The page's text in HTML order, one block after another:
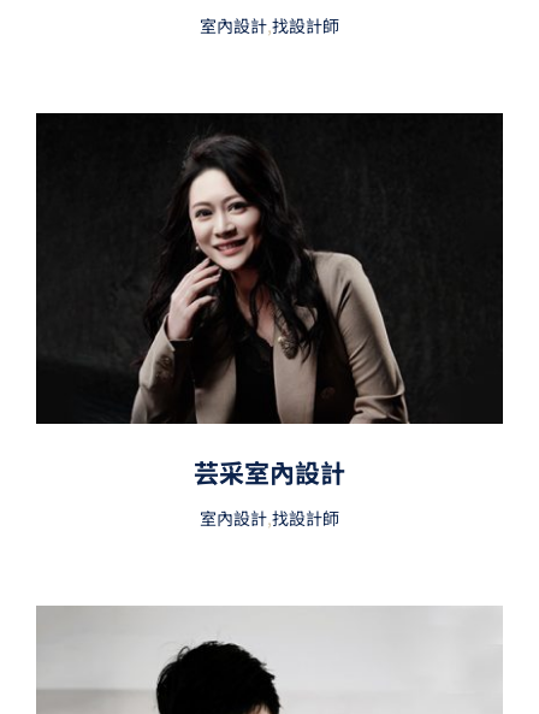
室內設計,找設計師
芸采室內設計
室內設計,找設計師